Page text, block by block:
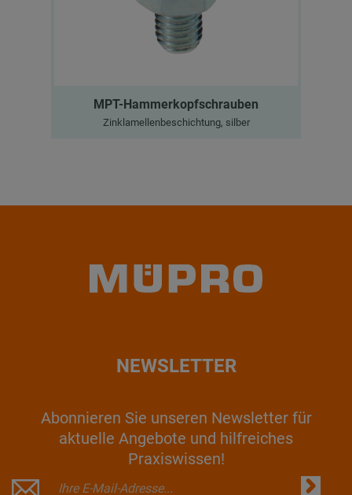
MPT-Hammerkopfschrauben
Zinklamellenbeschichtung, silber
NEWSLETTER
Abonnieren Sie unseren Newsletter für
aktuelle Angebote und hilfreiches
Praxiswissen!